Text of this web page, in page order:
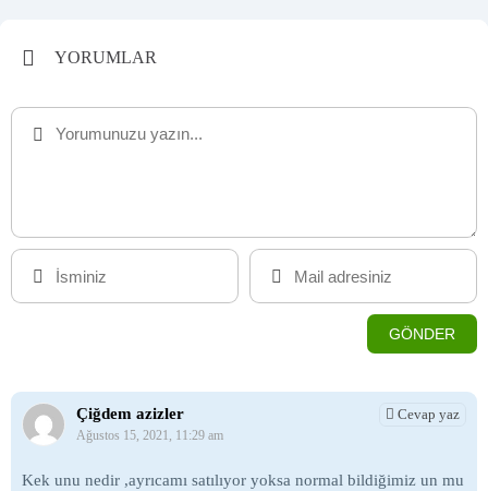
YORUMLAR
Çiğdem azizler
Ağustos 15, 2021, 11:29 am
Kek unu nedir ,ayrıcamı satılıyor yoksa normal bildiğimiz un mu
Cevap yaz